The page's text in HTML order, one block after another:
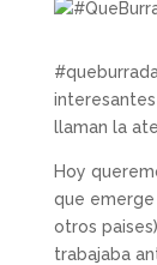
interesantes
llaman la
Hoy
que
otros
trabajaba